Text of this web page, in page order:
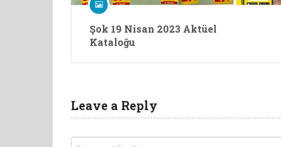
Şok 19 Nisan 2023 Aktüel
Kataloğu
Leave a Reply